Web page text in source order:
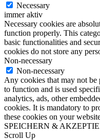
Necessary
immer aktiv
Necessary cookies are
function properly. This
basic functionalities and
cookies do not store any
Non-necessary
Non-necessary
Any cookies that may not be
to function and is used
analytics, ads, other
cookies. It is mandatory to
these cookies on your
SPEICHERN &
Scroll Up